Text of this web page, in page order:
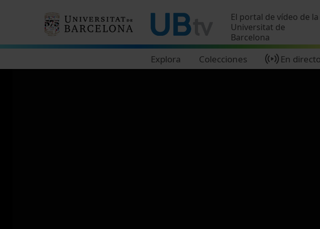
El portal de vídeo de la
Universitat de
Barcelona
Explora Colecciones En directo